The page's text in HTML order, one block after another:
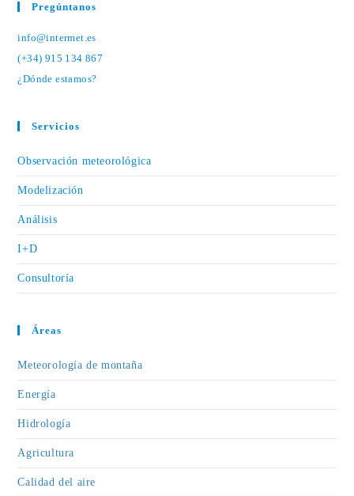
Pregúntanos
info@intermet.es
(+34) 915 134 867
¿Dónde estamos?
Servicios
Observación meteorológica
Modelización
Análisis
I+D
Consultoría
Áreas
Meteorología de montaña
Energía
Hidrología
Agricultura
Calidad del aire